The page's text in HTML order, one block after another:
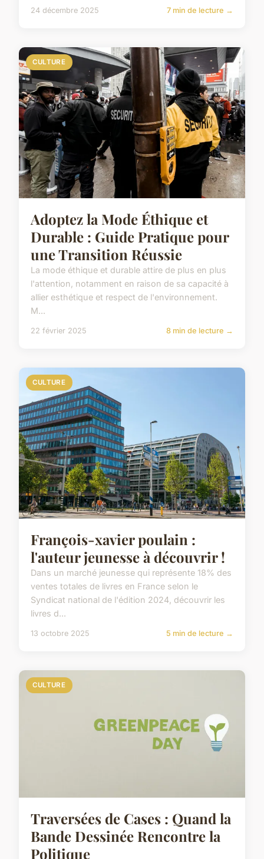
24 décembre 2025 7 min de lecture →
CULTURE
Adoptez la Mode Éthique et
Durable : Guide Pratique pour
une Transition Réussie
La mode éthique et durable attire de plus en plus
l'attention, notamment en raison de sa capacité à
allier esthétique et respect de l'environnement.
M...
22 février 2025 8 min de lecture →
CULTURE
François-xavier poulain :
l'auteur jeunesse à découvrir !
Dans un marché jeunesse qui représente 18% des
ventes totales de livres en France selon le
Syndicat national de l'édition 2024, découvrir les
livres d...
13 octobre 2025 5 min de lecture →
CULTURE
Traversées de Cases : Quand la
Bande Dessinée Rencontre la
Politique